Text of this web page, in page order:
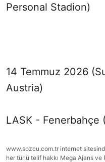
Personal Stadion)
14 Temmuz 2026
Austria)
LASK - Fenerbahçe
www.sozcu.com.tr internet
her türlü telif hakkı Mega Ajans ve